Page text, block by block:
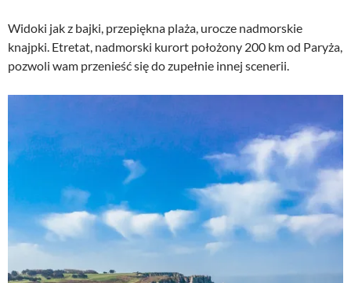
Widoki jak z bajki, przepiękna plaża, urocze nadmorskie
knajpki. Etretat, nadmorski kurort położony 200 km od Paryża,
pozwoli wam przenieść się do zupełnie innej scenerii.